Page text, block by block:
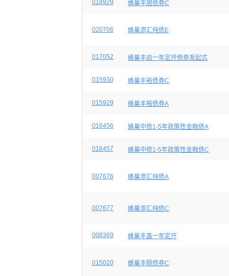
018929 蜂巢丰旭债券C
020706 蜂巢添汇纯债E
017052 蜂巢丰启一年定开债券发起式
015930 蜂巢丰裕债券C
015929 蜂巢丰裕债券A
016456 蜂巢中债1-5年政策性金融债A
016457 蜂巢中债1-5年政策性金融债C
007676 蜂巢添汇纯债A
007677 蜂巢添汇纯债C
008369 蜂巢丰鑫一年定开
015020 蜂巢丰颐债券C